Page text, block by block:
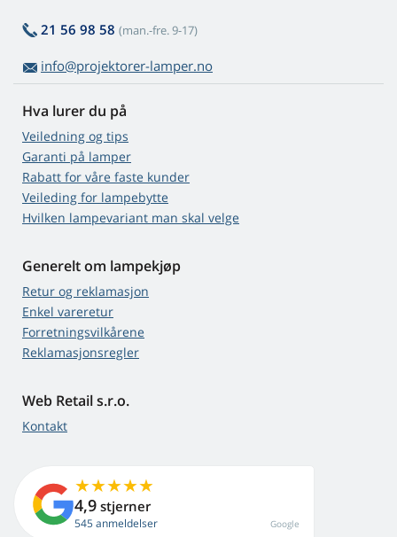
21 56 98 58 (man.-fre. 9-17)
info@projektorer-lamper.no
Hva lurer du på
Veiledning og tips
Garanti på lamper
Rabatt for våre faste kunder
Veileding for lampebytte
Hvilken lampevariant man skal velge
Generelt om lampekjøp
Retur og reklamasjon
Enkel vareretur
Forretningsvilkårene
Reklamasjonsregler
Web Retail s.r.o.
Kontakt
4,9 stjerner
545 anmeldelser Google